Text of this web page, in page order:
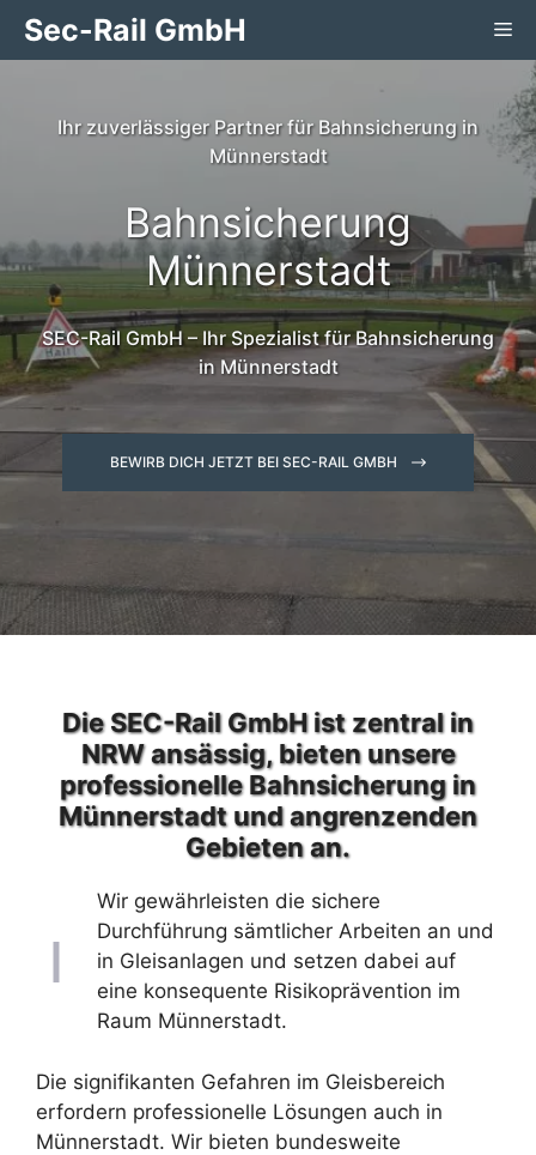
Zum
InhaltSec-Rail GmbH
Ihr zuverlässiger Partner für Bahnsicherung in
Münnerstadt
Bahnsicherung
Münnerstadt
SEC-Rail GmbH – Ihr Spezialist für Bahnsicherung
in Münnerstadt
BEWIRB DICH JETZT BEI SEC-RAIL GMBH
Die SEC-Rail GmbH ist zentral in
NRW ansässig, bieten unsere
professionelle Bahnsicherung in
Münnerstadt und angrenzenden
Gebieten an.
Wir gewährleisten die sichere
Durchführung sämtlicher Arbeiten an und
in Gleisanlagen und setzen dabei auf
eine konsequente Risikoprävention im
Raum Münnerstadt.
Die signifikanten Gefahren im Gleisbereich
erfordern professionelle Lösungen auch in
Münnerstadt. Wir bieten bundesweite